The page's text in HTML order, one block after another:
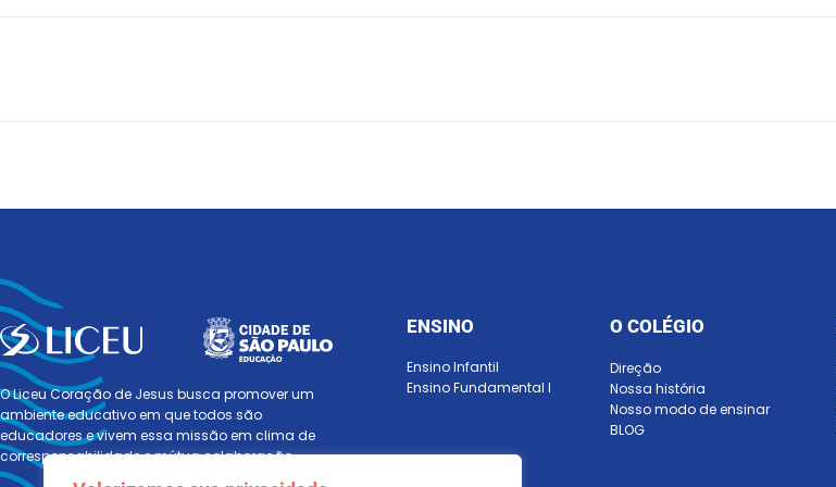
O Liceu Coração de Jesus busca promover um
ambiente educativo em que todos são
educadores e vivem essa missão em clima de
corresponsabilidade e mútua colaboração.
ENSINO
Ensino Infantil
Ensino Fundamental I
O COLÉGIO
Direção
Nossa história
Nosso modo de ensinar
BLOG